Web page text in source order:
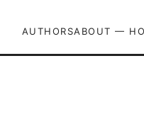
AUTHORSABOUT —